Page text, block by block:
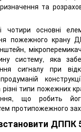
та
основні
пожежного крану
систему, яка
сигналу при
типи пожежних
що робить
протипожежного
ДППК